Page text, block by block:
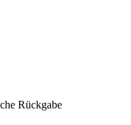
Rückgabe